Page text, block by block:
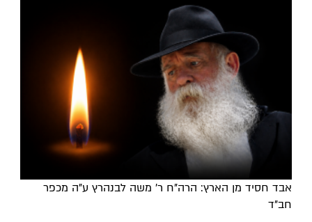
אבד חסיד מן הארץ: הרה"ח ר' משה לבנהרץ ע"ה מכפר
חב"ד